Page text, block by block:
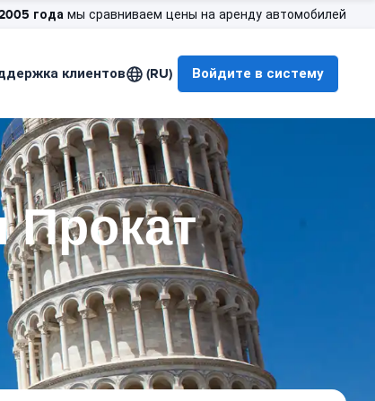
года мы сравниваем цены на аренду автомобилей
клиентов (RU) Войдите в систему